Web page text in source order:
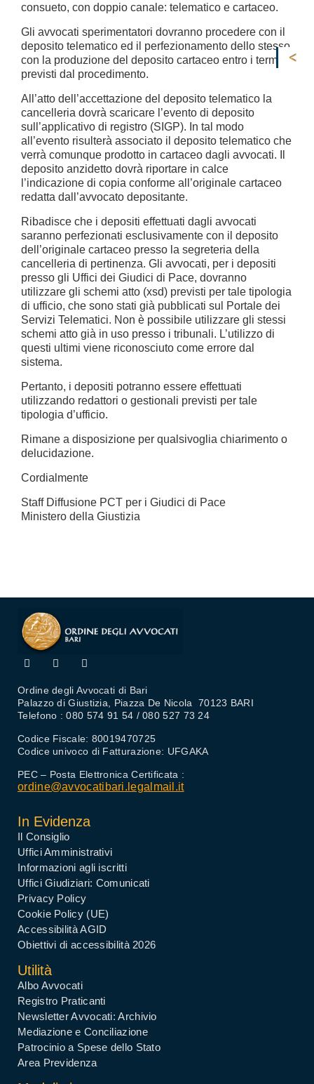
consueto, con doppio canale: telematico e cartaceo.
Gli avvocati sperimentatori dovranno procedere con il
deposito telematico ed il perfezionamento dello stesso
con la produzione del deposito cartaceo entro i termini
previsti dal procedimento.
All’atto dell’accettazione del deposito telematico la
cancelleria dovrà scaricare l’evento di deposito
sull’applicativo di registro (SIGP). In tal modo
all’evento risulterà associato il deposito telematico che
verrà comunque prodotto in cartaceo dagli avvocati. Il
deposito anzidetto dovrà riportare in calce
l’indicazione di copia conforme all’originale cartaceo
redatta dall’avvocato depositante.
Ribadisce che i depositi effettuati dagli avvocati
saranno perfezionati esclusivamente con il deposito
dell’originale cartaceo presso la segreteria della
cancelleria di pertinenza. Gli avvocati, per i depositi
presso gli Uffici dei Giudici di Pace, dovranno
utilizzare gli schemi atto (xsd) previsti per tale tipologia
di ufficio, che sono stati già pubblicati sul Portale dei
Servizi Telematici. Non è possibile utilizzare gli stessi
schemi atto già in uso presso i tribunali. L’utilizzo di
questi ultimi viene riconosciuto come errore dal
sistema.
Pertanto, i depositi potranno essere effettuati
utilizzando redattori o gestionali previsti per tale
tipologia d’ufficio.
Rimane a disposizione per qualsivoglia chiarimento o
delucidazione.
Cordialmente
Staff Diffusione PCT per i Giudici di Pace
Ministero della Giustizia
Ordine degli Avvocati di Bari
Palazzo di Giustizia, Piazza De Nicola 70123 BARI
Telefono : 080 574 91 54 / 080 527 73 24
Codice Fiscale: 80019470725
Codice univoco di Fatturazione: UFGAKA
PEC – Posta Elettronica Certificata :
ordine@avvocatibari.legalmail.it
In Evidenza
Il Consiglio
Uffici Amministrativi
Informazioni agli iscritti
Uffici Giudiziari: Comunicati
Privacy Policy
Cookie Policy (UE)
Accessibilità AGID
Obiettivi di accessibilità 2026
Utilità
Albo Avvocati
Registro Praticanti
Newsletter Avvocati: Archivio
Mediazione e Conciliazione
Patrocinio a Spese dello Stato
Area Previdenza